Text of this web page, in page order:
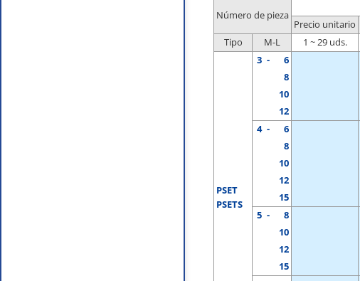
Número de pieza
Precio unitario
Tipo
M-L 1 ~ 29 uds.
PSET
PSETS
3 -
6
8
10
12
4 -
6
8
10
12
15
5 -
8
10
12
15